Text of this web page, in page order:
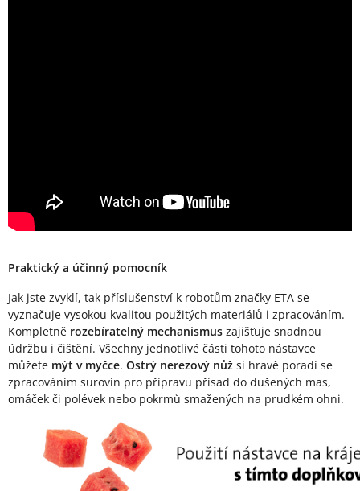
Praktický a účinný pomocník
Jak jste zvyklí, tak příslušenství k robotům značky ETA se
vyznačuje vysokou kvalitou použitých materiálů i zpracováním.
Kompletně rozebíratelný mechanismus zajišťuje snadnou
údržbu i čištění. Všechny jednotlivé části tohoto nástavce
můžete mýt v myčce. Ostrý nerezový nůž si hravě poradí se
zpracováním surovin pro přípravu přísad do dušených mas,
omáček či polévek nebo pokrmů smažených na prudkém ohni.